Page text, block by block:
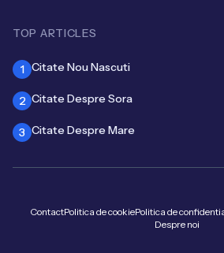
TOP ARTICLES
1 Citate Nou Nascuti
2 Citate Despre Sora
3 Citate Despre Mare
ContactPolitica de cookiePolitica de
Despre noi